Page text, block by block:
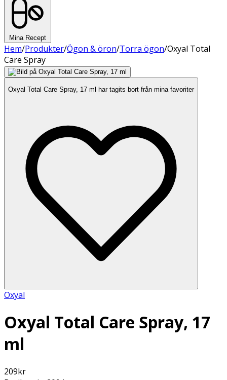
Mina Recept
Hem/Produkter/Ögon & öron/Torra ögon/Oxyal Total
Care Spray
Oxyal Total Care Spray, 17 ml har tagits bort från mina favoriter
Oxyal
Oxyal Total Care Spray, 17
ml
209kr